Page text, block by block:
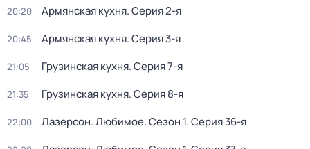
20:20 Армянская кухня. Серия 2-я
20:45 Армянская кухня. Серия 3-я
21:05 Грузинская кухня. Серия 7-я
21:35 Грузинская кухня. Серия 8-я
22:00 Лазерсон. Любимое. Сезон 1. Серия 36-я